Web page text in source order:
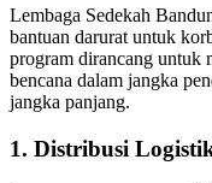
Lembaga Sedekah
bantuan darurat untuk
program dirancang untuk
bencana dalam jangka
jangka panjang.
1. Distribusi